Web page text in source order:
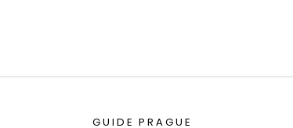
GUIDE PRAGUE